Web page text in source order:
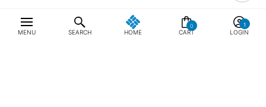
MENU SEARCH HOME
0
CART LOGIN